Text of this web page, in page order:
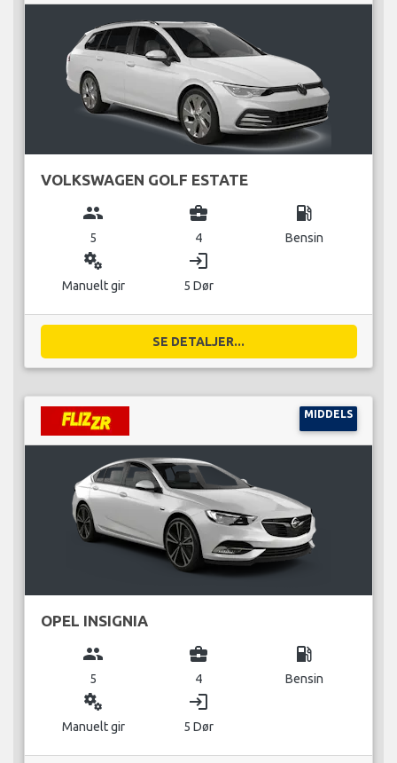
VOLKSWAGEN GOLF ESTATE
group
5
business_center
4
local_gas_station
Bensin
miscellaneous_services
Manuelt gir
login
5 Dør
SE DETALJER...
MIDDELS
OPEL INSIGNIA
group
5
business_center
4
local_gas_station
Bensin
miscellaneous_services
Manuelt gir
login
5 Dør